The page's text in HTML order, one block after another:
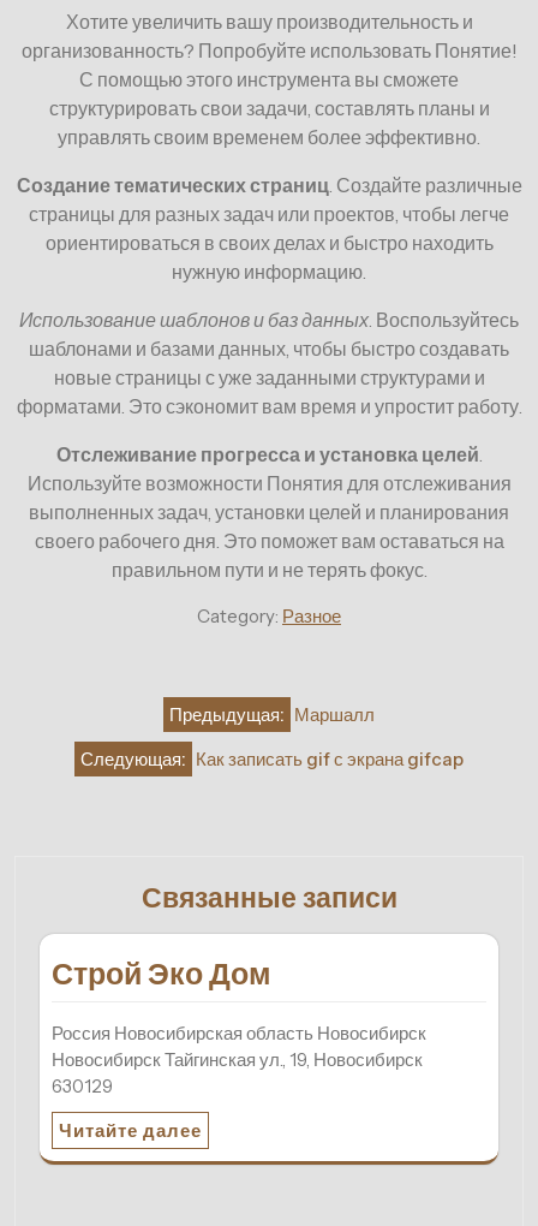
Хотите увеличить вашу производительность и
организованность? Попробуйте использовать Понятие!
С помощью этого инструмента вы сможете
структурировать свои задачи, составлять планы и
управлять своим временем более эффективно.
Создание тематических страниц. Создайте различные
страницы для разных задач или проектов, чтобы легче
ориентироваться в своих делах и быстро находить
нужную информацию.
Использование шаблонов и баз данных. Воспользуйтесь
шаблонами и базами данных, чтобы быстро создавать
новые страницы с уже заданными структурами и
форматами. Это сэкономит вам время и упростит работу.
Отслеживание прогресса и установка целей.
Используйте возможности Понятия для отслеживания
выполненных задач, установки целей и планирования
своего рабочего дня. Это поможет вам оставаться на
правильном пути и не терять фокус.
Category: Разное
Навигация
записям
Предыдущая: Маршалл
Следующая: Как записать gif с экрана gifcap
Связанные записи
Строй Эко Дом
Россия Новосибирская область Новосибирск
Новосибирск Тайгинская ул., 19, Новосибирск
630129
Читайте далее